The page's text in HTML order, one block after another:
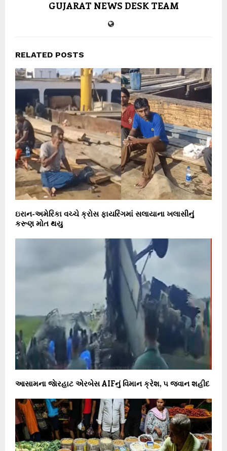
GUJARAT NEWS DESK TEAM
RELATED POSTS
ઇરાન-અમેરિકા વચ્ચે ક્રોસ ફાયરિંગમાં સલાયાના ખલાસીનું
કરૂણ મોત થયુ
આસામના જાેરહાટ એરબેસ AIFનું વિમાન ક્રેશ, ૫ જવાન શહીદ